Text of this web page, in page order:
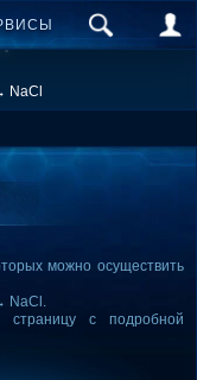
NaCl
можно осуществить
NaCl.
с подробной